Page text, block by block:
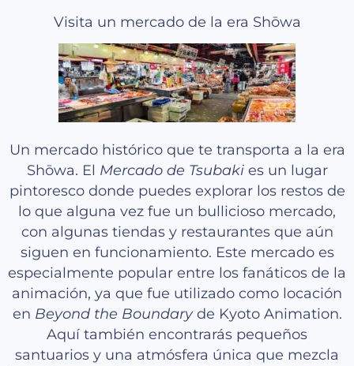
Visita un mercado de la era Shōwa
Un mercado histórico que te transporta a la era
Shōwa. El Mercado de Tsubakies un lugar
pintoresco donde puedes explorar los restos de
lo que alguna vez fue un bullicioso mercado,
con algunas tiendas y restaurantes que aún
siguen en funcionamiento. Este mercado es
especialmente popular entre los fanáticos de la
animación, ya que fue utilizado como locación
en Beyond the Boundaryde Kyoto Animation.
Aquí también encontrarás pequeños
santuarios y una atmósfera única que mezcla